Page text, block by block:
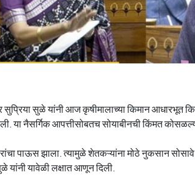
सुळे यांनी आज कृषीमालाच्या किमान आधारभूत
या नैसर्गिक आपत्तीसोबतच सोयाबीनची किंमत
पाऊस झाला. त्यामुळे शेतकऱ्यांना मोठे नुकसान
यांनी यावेळी लक्षात आणून दिली.